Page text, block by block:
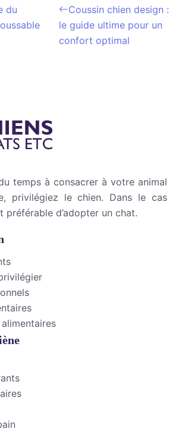
du
Coussin chien design :
le guide ultime pour un
confort optimal
temps à consacrer à votre animal
privilégiez le chien. Dans le cas
préférable d’adopter un chat.